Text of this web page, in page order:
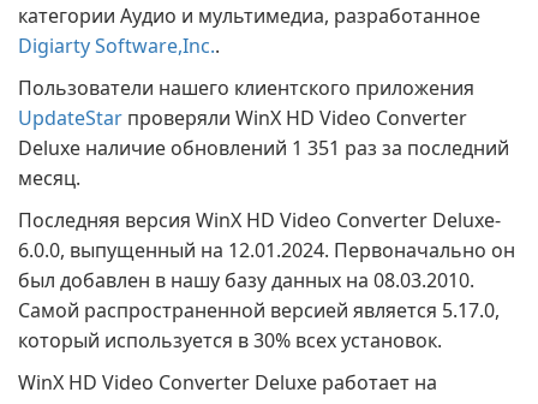
категории Аудио и мультимедиа, разработанное
Digiarty Software,Inc..
Пользователи нашего клиентского приложения
UpdateStar проверяли WinX HD Video Converter
Deluxe наличие обновлений 1 351 раз за последний
месяц.
Последняя версия WinX HD Video Converter Deluxe-
6.0.0, выпущенный на 12.01.2024. Первоначально он
был добавлен в нашу базу данных на 08.03.2010.
Самой распространенной версией является 5.17.0,
который используется в 30% всех установок.
WinX HD Video Converter Deluxe работает на